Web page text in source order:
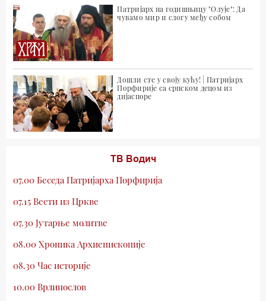
Патријарх на годишњицу "Олује": Да
чувамо мир и слогу међу собом
Дошли сте у своју кућу! | Патријарх
Порфирије са српском децом из
дијаспоре
ТВ Водич
07.00 Беседа Патријарха Порфирија
07.15 Вести из Цркве
07.30 Јутарње молитве
08.00 Хроника Архиепископије
08.30 Час историје
10.00 Врлинослов